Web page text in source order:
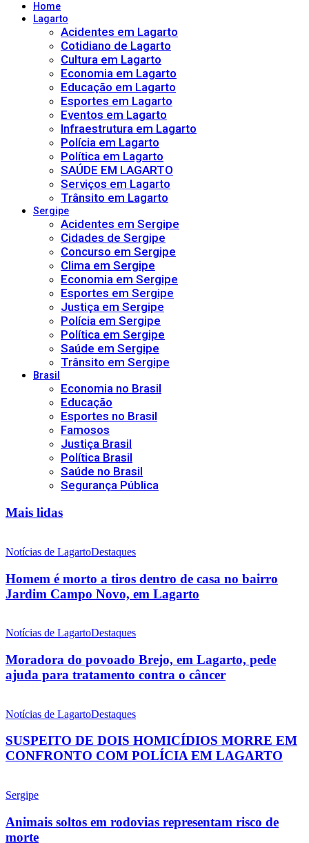
Home
Lagarto
Acidentes em Lagarto
Cotidiano de Lagarto
Cultura em Lagarto
Economia em Lagarto
Educação em Lagarto
Esportes em Lagarto
Eventos em Lagarto
Infraestrutura em Lagarto
Polícia em Lagarto
Política em Lagarto
SAÚDE EM LAGARTO
Serviços em Lagarto
Trânsito em Lagarto
Sergipe
Acidentes em Sergipe
Cidades de Sergipe
Concurso em Sergipe
Clima em Sergipe
Economia em Sergipe
Esportes em Sergipe
Justiça em Sergipe
Polícia em Sergipe
Política em Sergipe
Saúde em Sergipe
Trânsito em Sergipe
Brasil
Economia no Brasil
Educação
Esportes no Brasil
Famosos
Justiça Brasil
Política Brasil
Saúde no Brasil
Segurança Pública
Mais lidas
Notícias de LagartoDestaques
Homem é morto a tiros dentro de casa no bairro
Jardim Campo Novo, em Lagarto
Notícias de LagartoDestaques
Moradora do povoado Brejo, em Lagarto, pede
ajuda para tratamento contra o câncer
Notícias de LagartoDestaques
SUSPEITO DE DOIS HOMICÍDIOS MORRE EM
CONFRONTO COM POLÍCIA EM LAGARTO
Sergipe
Animais soltos em rodovias representam risco de
morte